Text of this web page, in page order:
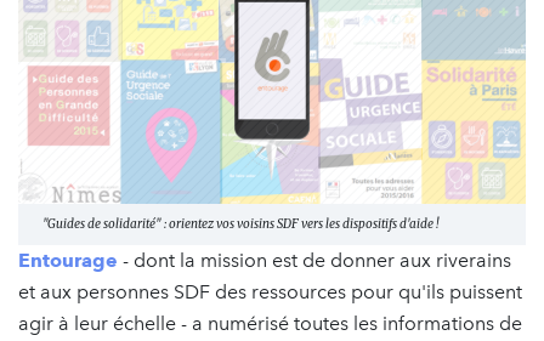
"Guides de solidarité" : orientez vos voisins SDF vers les dispositifs d'aide !
Entourage - dont la mission est de donner aux riverains
et aux personnes SDF des ressources pour qu'ils puissent
agir à leur échelle - a numérisé toutes les informations de